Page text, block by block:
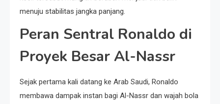
menuju stabilitas jangka panjang.
Peran Sentral Ronaldo di
Proyek Besar Al-Nassr
Sejak pertama kali datang ke Arab Saudi, Ronaldo
membawa dampak instan bagi Al-Nassr dan wajah bola